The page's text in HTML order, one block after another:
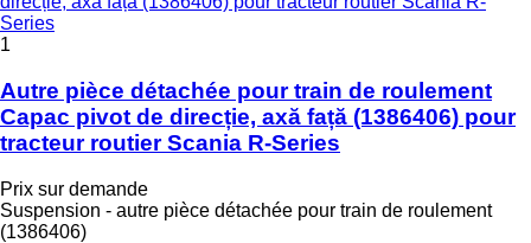
1
Autre pièce détachée pour train de roulement
Capac pivot de direcție, axă față (1386406) pour
tracteur routier Scania R-Series
Prix sur demande
Suspension - autre pièce détachée pour train de roulement
(1386406)